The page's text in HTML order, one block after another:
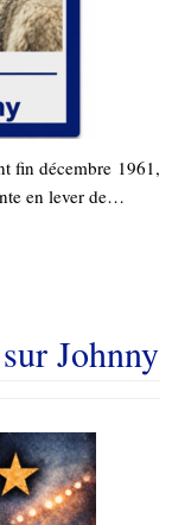
fin décembre 1961,
en lever de…
Johnny